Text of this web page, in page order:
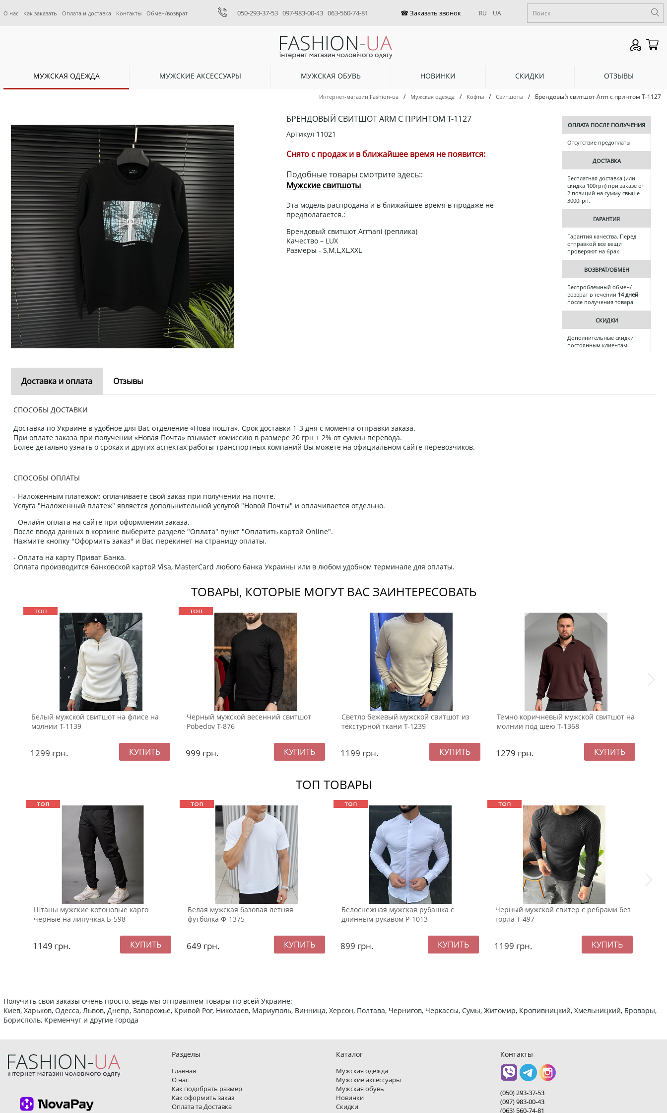
О нас Как заказать Оплата и доставка Контакты Обмен/возврат 050-293-37-53 097-983-00-43 063-560-74-81 RU UA
МУЖСКАЯ ОДЕЖДА МУЖСКИЕ АКСЕССУАРЫ МУЖСКАЯ ОБУВЬ НОВИНКИ СКИДКИ ОТЗЫВЫ
Интернет-магазин Fashion-ua / Мужская одежда / Кофты / Свитшоты / Брендовый свитшот Arm с принтом Т-1127
БРЕНДОВЫЙ СВИТШОТ ARM С ПРИНТОМ Т-1127
Артикул 11021
Снято с продаж и в ближайшее время не появится:
Подобные товары смотрите здесь::
Мужские свитшоты
Эта модель распродана и в ближайшее время в продаже не
предполагается.:
Брендовый свитшот Armani (реплика)
Качество – LUX
Размеры - S,M,L,XL,XXL
ОПЛАТА ПОСЛЕ ПОЛУЧЕНИЯ
Отсутствие предоплаты
ДОСТАВКА
Бесплатная доставка (или
скидка 100грн) при заказе от
2 позиций на сумму свыше
3000грн.
ГАРАНТИЯ
Гарантия качества. Перед
отправкой все вещи
проверяют на брак
ВОЗВРАТ/ОБМЕН
Беспроблемный обмен/
возврат в течении 14 дней
после получения товара
СКИДКИ
Дополнительные скидки
постоянным клиентам.
Доставка и оплата Отзывы
СПОСОБЫ ДОСТАВКИ
Доставка по Украине в удобное для Вас отделение «Нова пошта». Срок доставки 1-3 дня с момента отправки заказа.
При оплате заказа при получении «Новая Почта» взымает комиссию в размере 20 грн + 2% от суммы перевода.
Более детально узнать о сроках и других аспектах работы транспортных компаний Вы можете на официальном сайте перевозчиков.
СПОСОБЫ ОПЛАТЫ
- Наложенным платежом: оплачиваете свой заказ при получении на почте.
Услуга "Наложенный платеж" является допольнительной услугой "Новой Почты" и оплачивается отдельно.
- Онлайн оплата на сайте при оформлении заказа.
После ввода данных в корзине выберите разделе "Оплата" пункт "Оплатить картой Online".
Нажмите кнопку "Оформить заказ" и Вас перекинет на страницу оплаты.
- Оплата на карту Приват Банка.
Оплата производится банковской картой Visa, MasterCard любого банка Украины или в любом удобном терминале для оплаты.
ТОВАРЫ, КОТОРЫЕ МОГУТ ВАС ЗАИНТЕРЕСОВАТЬ
Белый мужской свитшот на флисе на
молнии Т-1139
1299 грн.
Черный мужской весенний свитшот
Pobedov Т-876
999 грн.
Светло бежевый мужской свитшот из
текстурной ткани Т-1239
1199 грн.
Темно коричневый мужской свитшот на
молнии под шею Т-1368
1279 грн.
ТОП ТОВАРЫ
Штаны мужские котоновые карго
черные на липучках Б-598
1149 грн.
Белая мужская базовая летняя
футболка Ф-1375
649 грн.
Белоснежная мужская рубашка с
длинным рукавом Р-1013
899 грн.
Черный мужской свитер с ребрами без
горла Т-497
1199 грн.
Получить свои заказы очень просто, ведь мы отправляем товары по всей Украине:
Киев, Харьков, Одесса, Львов, Днепр, Запорожье, Кривой Рог, Николаев, Мариуполь, Винница, Херсон, Полтава, Чернигов, Черкассы, Сумы, Житомир, Кропивницкий, Хмельницкий, Бровары,
Борисполь, Кременчуг и другие города
Разделы
Главная
О нас
Как подобрать размер
Как оформить заказ
Оплата та Доставка
Каталог
Мужская одежда
Мужские аксессуары
Мужская обувь
Новинки
Скидки
Контакты
(050) 293-37-53
(097) 983-00-43
(063) 560-74-81